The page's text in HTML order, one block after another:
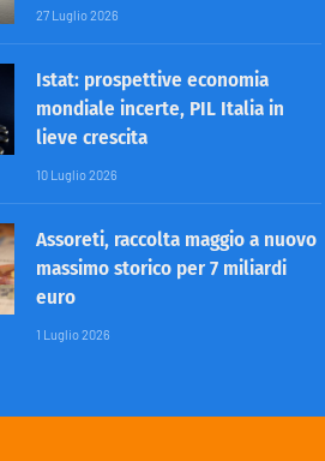
27 Luglio 2026
Istat: prospettive economia
mondiale incerte, PIL Italia in
lieve crescita
10 Luglio 2026
Assoreti, raccolta maggio a nuovo
massimo storico per 7 miliardi
euro
1 Luglio 2026